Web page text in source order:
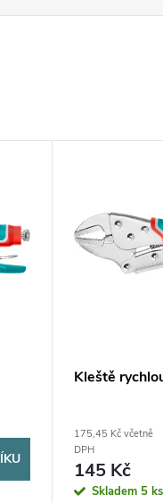
Kleště
175,45 Kč včetně
DPH
145 Kč
Skladem 5 ks